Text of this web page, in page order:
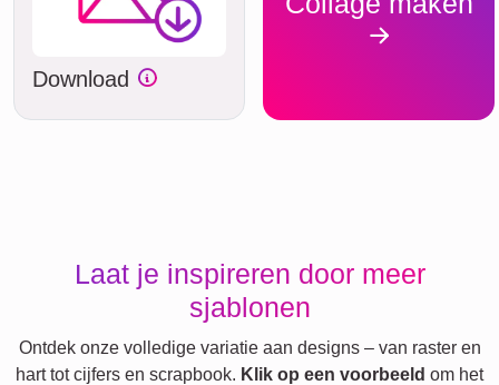
Download
Laat je inspireren door meer
sjablonen
Ontdek onze volledige variatie aan designs – van raster en
hart tot cijfers en scrapbook. Klik op een voorbeeld om het